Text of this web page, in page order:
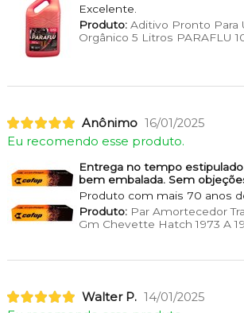
Excelente.
Produto:Aditivo Pronto Para
Orgânico 5 Litros PARAFLU
Anônimo 16/01/2025
Eu recomendo esse produto.
Entrega no tempo
bem embalada. Sem
Produto com mais 70 anos
Produto:Par Amortecedor
Gm Chevette Hatch 1973 A
Walter P. 14/01/2025